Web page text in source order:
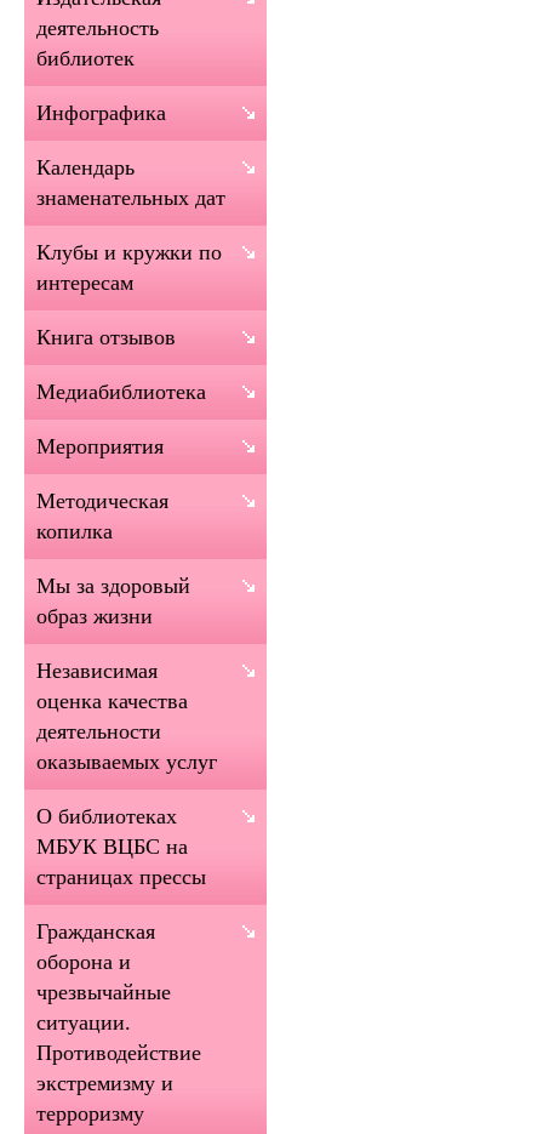
деятельность
библиотек
Инфографика
Календарь
знаменательных дат
Клубы и кружки по
интересам
Книга отзывов
Медиабиблиотека
Мероприятия
Методическая
копилка
Мы за здоровый
образ жизни
Независимая
оценка качества
деятельности
оказываемых услуг
О библиотеках
МБУК ВЦБС на
страницах прессы
Гражданская
оборона и
чрезвычайные
ситуации.
Противодействие
экстремизму и
терроризму